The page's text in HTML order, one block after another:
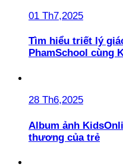
01 Th7,2025
Tìm hiểu triết lý
PhamSchool cùng
28 Th6,2025
Album ảnh
thương của trẻ